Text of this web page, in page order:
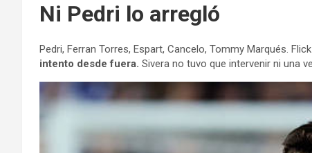
Ni Pedri lo arregló
Pedri, Ferran Torres, Espart, Cancelo, Tommy Marqués.
intento desde fuera. Sivera no tuvo que intervenir ni una